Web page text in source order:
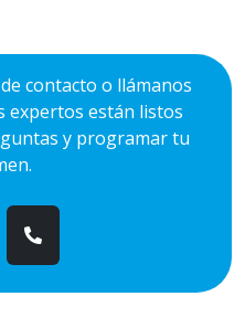
contacto o llámanos
expertos están listos
y programar tu